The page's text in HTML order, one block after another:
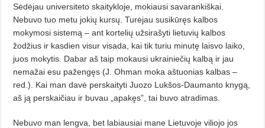
Sėdėjau universiteto skaitykloje, mokiausi savarankiškai.
Nebuvo tuo me­tu jokių kursų. Turėjau susikūręs kalbos
mokymosi sistemą – ant kortelių užsirašyti lietuvių kalbos
žodžius ir kasdien visur visada, kai tik turiu minutę laisvo laiko,
juos mokytis. Dabar aš taip mokausi ukrainiečių kalbą ir jau
nemažai esu pažengęs (J. Ohman moka aštuonias kalbas –
red.). Kai man davė perskaityti Juozo Lukšos-Daumanto knygą,
aš ją perskaičiau ir buvau „apakęs”, tai buvo atradimas.
Nebuvo man lengva, bet labiausiai mane Lietuvoje viliojo jos